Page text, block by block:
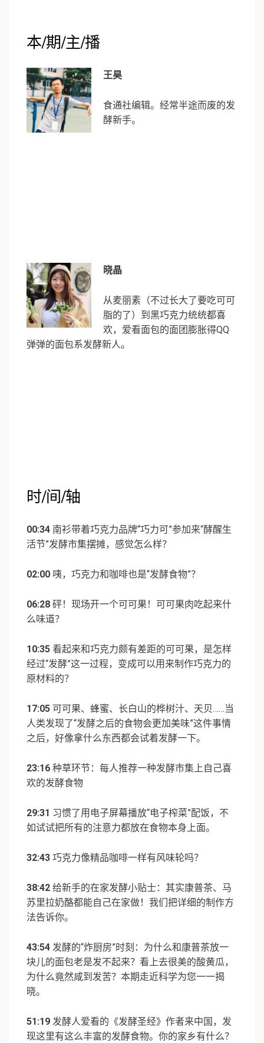
本/期/主/播
王昊
食通社编辑。经常半途而废的发
酵新手。
晓晶
从麦丽素（不过长大了要吃可可
脂的了）到黑巧克力统统都喜
欢，爱看面包的面团膨胀得QQ
弹弹的面包系发酵新人。
时/间/轴
00:34 南衫带着巧克力品牌“巧力可”参加来“酵醒生
活节”发酵市集摆摊，感觉怎么样？
02:00 咦，巧克力和咖啡也是“发酵食物”？
06:28 砰！现场开一个可可果！可可果肉吃起来什
么味道？
10:35 看起来和巧克力颇有差距的可可果，是怎样
经过“发酵”这一过程，变成可以用来制作巧克力的
原材料的？
17:05 可可果、蜂蜜、长白山的桦树汁、天贝……当
人类发现了“发酵之后的食物会更加美味”这件事情
之后，好像拿什么东西都会试着发酵一下。
23:16 种草环节：每人推荐一种发酵市集上自己喜
欢的发酵食物
29:31 习惯了用电子屏幕播放“电子榨菜”配饭，不
如试试把所有的注意力都放在食物本身上面。
32:43 巧克力像精品咖啡一样有风味轮吗？
38:42 给新手的在家发酵小贴士：其实康普茶、马
苏里拉奶酪都能自己在家做！我们把详细的制作方
法告诉你。
43:54 发酵的“炸厨房”时刻：为什么和康普茶放一
块儿的面包老是发不起来？看上去很美的酸黄瓜，
为什么竟然咸到发苦？本期走近科学为您一一揭
晓。
51:19 发酵人爱看的《发酵圣经》作者来中国，发
现这里有这么丰富的发酵食物。你的家乡有什么？